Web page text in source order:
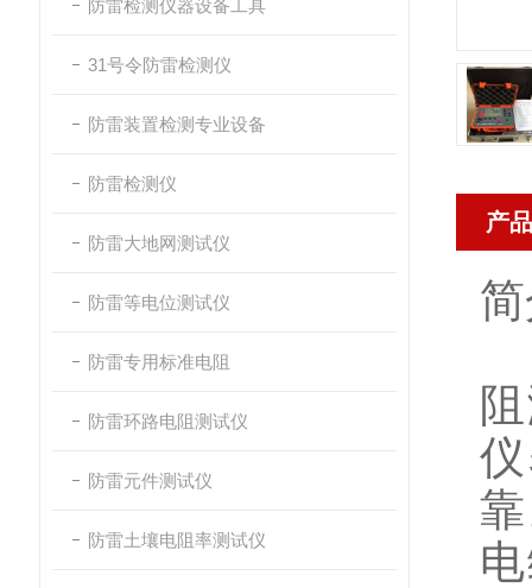
防雷检测仪器设备工具
31号令防雷检测仪
防雷装置检测专业设备
防雷检测仪
防雷大地网测试仪
防雷等电位测试仪
防雷专用标准电阻
防雷环路电阻测试仪
防雷元件测试仪
防雷土壤电阻率测试仪
产